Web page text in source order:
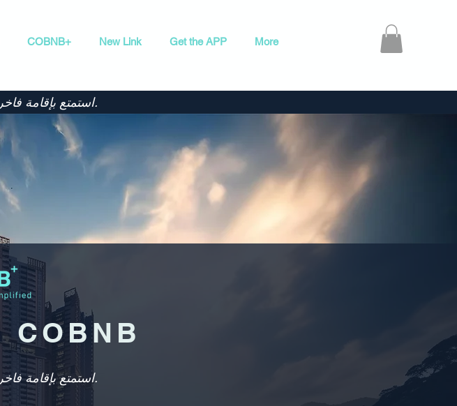
COBNB+ New Link Get the APP More
استمتع بإقامة فاخرة فوق السحاب في مرتفعات جنتنج.
أنتارا جنتنج من COBNB
استمتع بإقامة فاخرة فوق السحاب في مرتفعات جنتنج.